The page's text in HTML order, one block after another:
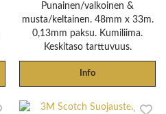
Punainen/valkoinen &
musta/keltainen. 48mm x 33m.
0,13mm paksu. Kumiliima.
Keskitaso tarttuvuus.
Info